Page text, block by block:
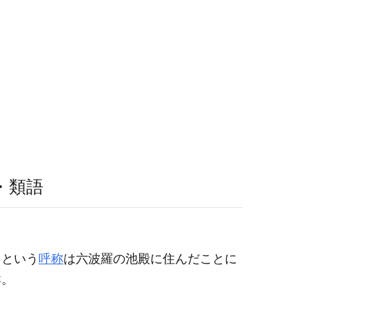
類語
いう呼称は六波羅の池殿に住んだことに